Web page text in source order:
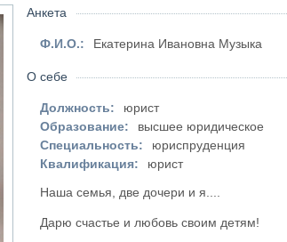
Анкета
Ф.И.О.: Екатерина Ивановна Музыка
О себе
Должность:
юрист
Образование:
высшее юридическое
Специальность:
юриспруденция
Квалификация:
юрист
Наша семья, две дочери и я....
Дарю счастье и любовь своим детям!